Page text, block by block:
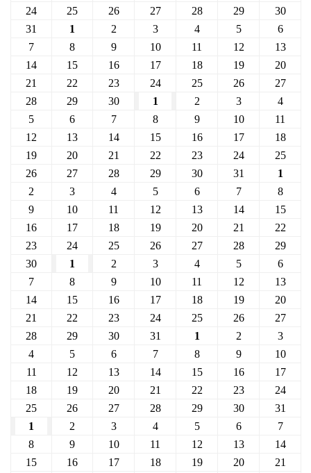
24
25 26 27 28 29
30
31
1 2 3 4 5
6
7
8 9 10 11 12
13
14
15 16 17 18 19
20
21
22 23 24 25 26
27
28
29 30 1 2 3
4
5
6 7 8 9 10
11
12
13 14 15 16 17
18
19
20 21 22 23 24
25
26
27 28 29 30 31
1
2
3 4 5 6 7
8
9
10 11 12 13 14
15
16
17 18 19 20 21
22
23
24 25 26 27 28
29
30
1 2 3 4 5
6
7
8 9 10 11 12
13
14
15 16 17 18 19
20
21
22 23 24 25 26
27
28
29 30 31 1 2
3
4
5 6 7 8 9
10
11
12 13 14 15 16
17
18
19 20 21 22 23
24
25
26 27 28 29 30
31
1
2 3 4 5 6
7
8
9 10 11 12 13
14
15
16 17 18 19 20
21